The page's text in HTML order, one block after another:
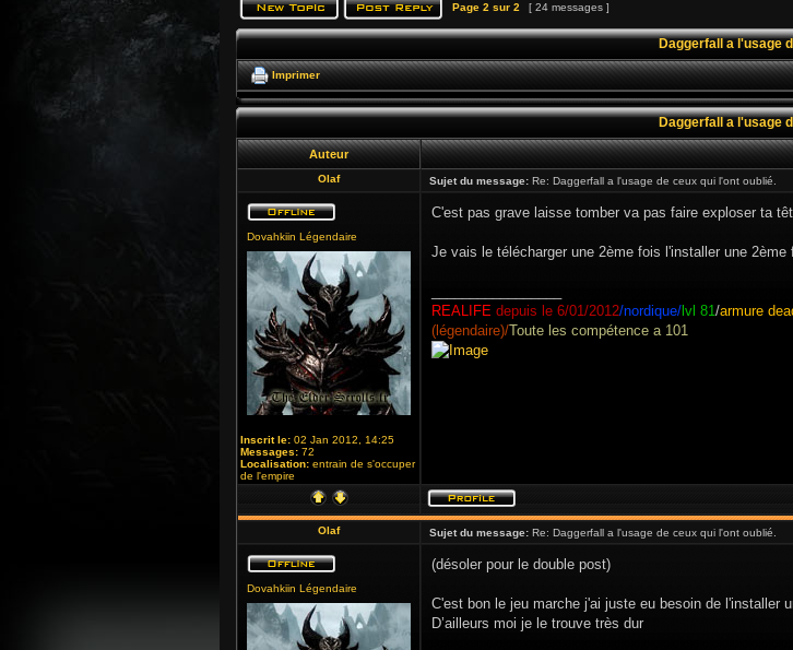
Page 2 sur 2 [ 24 messages ]
Daggerfall a l'usage
Imprimer
Daggerfall a l'usage
Auteur
Olaf Sujet du message: Re: Daggerfall a l'usage de ceux qui l'ont oublié.
Dovahkiin Légendaire
Inscrit le: 02 Jan 2012, 14:25
Messages: 72
Localisation: entrain de s'occuper
de l'empire
C'est pas grave laisse tomber va pas faire exploser ta
Je vais le télécharger une 2ème fois l'installer une
REALIFE depuis le 6/01/2012/nordique/ lvl 81/armure
(légendaire)/Toute les compétence a 101
Olaf Sujet du message: Re: Daggerfall a l'usage de ceux qui l'ont oublié.
Dovahkiin Légendaire
(désoler pour le double post)
C'est bon le jeu marche j'ai juste eu besoin de l'installer
D’ailleurs moi je le trouve très dur